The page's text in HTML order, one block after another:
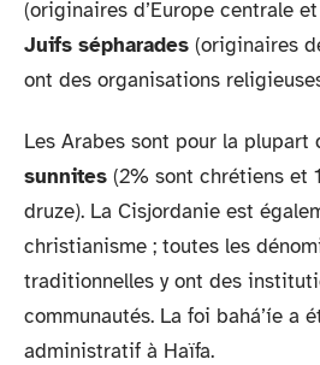
(originaires d’Europe centrale
Juifs sépharades (originaires
ont des organisations
Les Arabes sont pour la plupart
sunnites (2% sont chrétiens et
druze). La Cisjordanie est
christianisme ; toutes les
traditionnelles y ont des
communautés. La foi bahá’íe a
administratif à Haïfa.